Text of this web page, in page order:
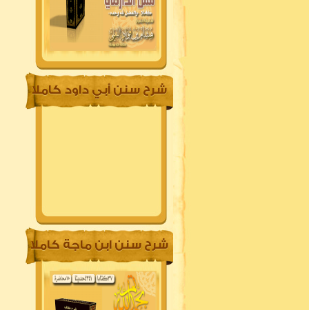
شرح سنن أبي داود كاملا
شرح سنن ابن ماجة كاملا